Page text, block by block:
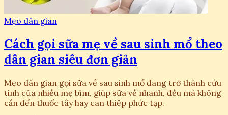
Mẹo dân gian
Cách gọi sữa mẹ về sau sinh mổ theo
dân gian siêu đơn giản
Mẹo dân gian gọi sữa về sau sinh mổ đang trở thành cứu
tinh của nhiều mẹ bỉm, giúp sữa về nhanh, đều mà không
cần đến thuốc tây hay can thiệp phức tạp.